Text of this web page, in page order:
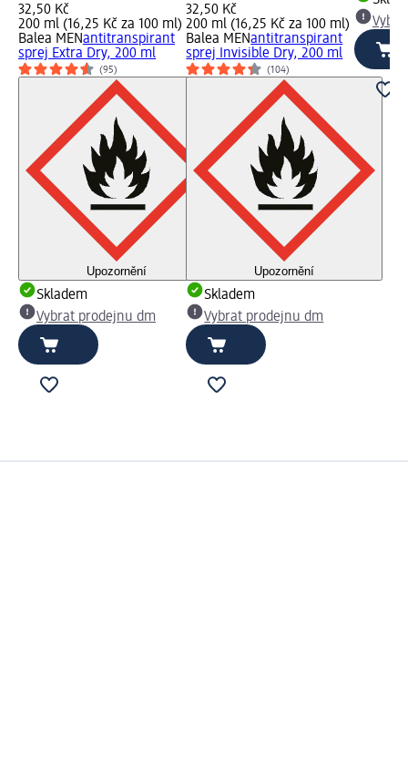
32,50 Kč
200 ml (16,25 Kč za 100 ml)
Balea MENantitranspirant
sprej Extra Dry, 200 ml
(95)
Upozornění
Skladem
Vybrat prodejnu dm
32,50 Kč
200 ml (16,25 Kč za 100 ml)
Balea MENantitranspirant
sprej Invisible Dry, 200 ml
(104)
Upozornění
Skladem
Vybrat prodejnu dm